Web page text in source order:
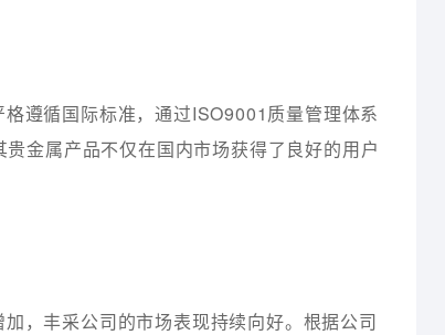
遵循国际标准，通过ISO9001质量管理体系
金属产品不仅在国内市场获得了良好的用户
，丰采公司的市场表现持续向好。根据公司